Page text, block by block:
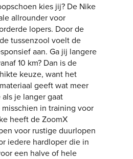
kies jij? De Nike
allrounder voor
lopers. Door de
tussenzool voelt de
aan. Ga jij langere
10 km? Dan is de
keuze, want het
geeft wat meer
je langer gaat
in training voor
heeft de ZoomX
voor rustige duurlopen
iedere hardloper die in
een halve of hele